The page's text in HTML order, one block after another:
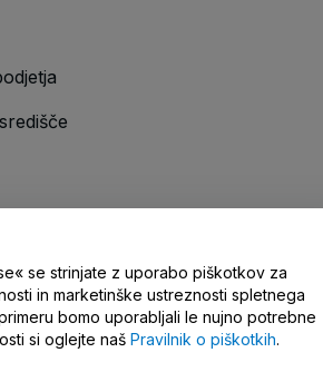
stik z nami
se strinjate z uporabo piškotkov za
in marketinške ustreznosti spletnega
bomo uporabljali le nujno potrebne
si oglejte naš Pravilnik o piškotkih.